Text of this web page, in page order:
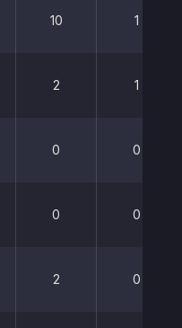
10 1
2 1
0 0
0 0
2 0